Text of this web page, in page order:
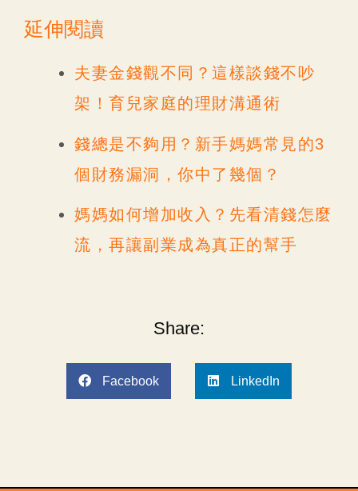
延伸閱讀
夫妻金錢觀不同？這樣談錢不吵
架！育兒家庭的理財溝通術
錢總是不夠用？新手媽媽常見的3
個財務漏洞，你中了幾個？
媽媽如何增加收入？先看清錢怎麼
流，再讓副業成為真正的幫手
Share:
Facebook LinkedIn